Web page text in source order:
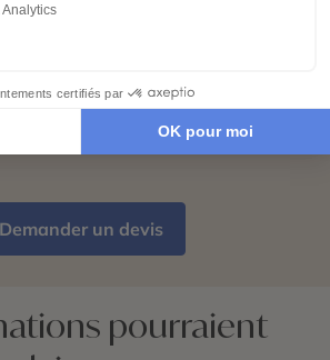
l’esprit léger
carnet de voyage personnalisé
notre conciergerie reste
24/7
Demander un devis
pourraient